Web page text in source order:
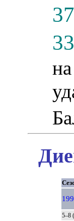
37
33
5–8